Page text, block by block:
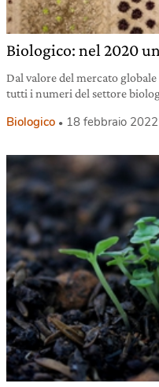
Biologico: nel 2020
Dal valore del mercato
tutti i numeri del settore
Biologico 18 febbraio 2022